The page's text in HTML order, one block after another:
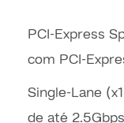
PCI-Express
com PCI-
Single-Lane
de até 2.5Gbps